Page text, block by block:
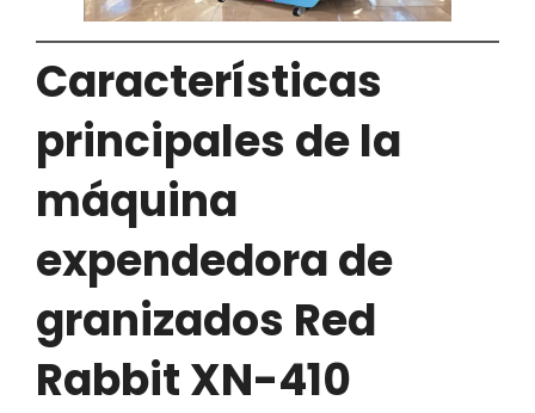
Características
principales de la
máquina
expendedora de
granizados Red
Rabbit XN-410